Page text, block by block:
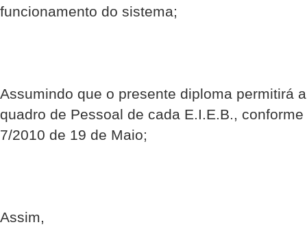
funcionamento do sistema;
Assumindo que o presente diploma permitirá
quadro de Pessoal de cada E.I.E.B.,
7/2010 de 19 de Maio;
Assim,